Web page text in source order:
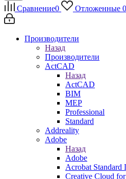
Сравнение0 Отложенные 0
Производители
Назад
Производители
ActCAD
Назад
ActCAD
BIM
MEP
Professional
Standard
Addreality
Adobe
Назад
Adobe
Acrobat Standard
Creative Cloud